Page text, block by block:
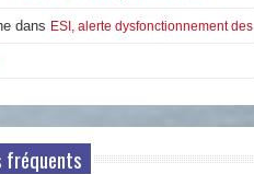
dans ESI, alerte dysfonctionnement des
fréquents